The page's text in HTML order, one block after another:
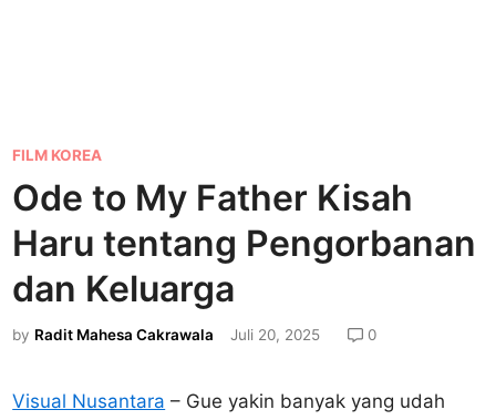
P
o
s
e
d
i
FILM KOREA
Ode to My Father Kisah
Haru tentang Pengorbanan
dan Keluarga
by Radit Mahesa Cakrawala Juli 20, 2025 0
Visual Nusantara – Gue yakin banyak yang udah